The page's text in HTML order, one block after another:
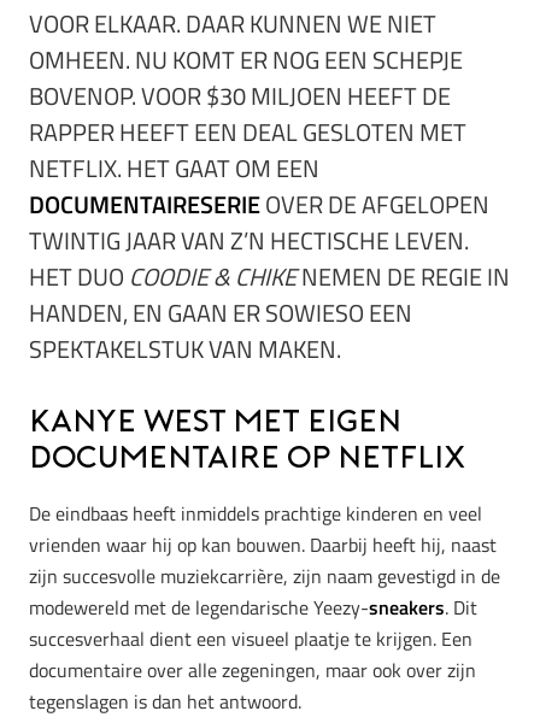
VOOR ELKAAR. DAAR KUNNEN WE NIET
OMHEEN. NU KOMT ER NOG EEN SCHEPJE
BOVENOP. VOOR $30 MILJOEN HEEFT DE
RAPPER HEEFT EEN DEAL GESLOTEN MET
NETFLIX. HET GAAT OM EEN
DOCUMENTAIRESERIEOVER DE AFGELOPEN
TWINTIG JAAR VAN Z’N HECTISCHE LEVEN.
HET DUO COODIE & CHIKENEMEN DE REGIE IN
HANDEN, EN GAAN ER SOWIESO EEN
SPEKTAKELSTUK VAN MAKEN.
Kanye West met eigen
documentaire op Netflix
De eindbaas heeft inmiddels prachtige kinderen en veel
vrienden waar hij op kan bouwen. Daarbij heeft hij, naast
zijn succesvolle muziekcarrière, zijn naam gevestigd in de
modewereld met de legendarische Yeezy-sneakers. Dit
succesverhaal dient een visueel plaatje te krijgen. Een
documentaire over alle zegeningen, maar ook over zijn
tegenslagen is dan het antwoord.